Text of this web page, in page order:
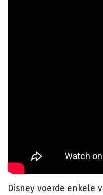
Disney voerde enkele